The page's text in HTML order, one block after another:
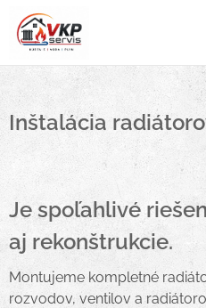
Inštalácia
Je spoľahlivé
aj rekonštrukcie.
Montujeme kompletné
rozvodov, ventilov a